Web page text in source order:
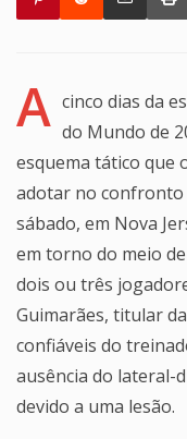
A cinco dias da
do Mundo de
esquema tático que
adotar no confronto
sábado, em Nova
em torno do meio
dois ou três
Guimarães, titular
confiáveis do
ausência do lateral-
devido a uma lesão.